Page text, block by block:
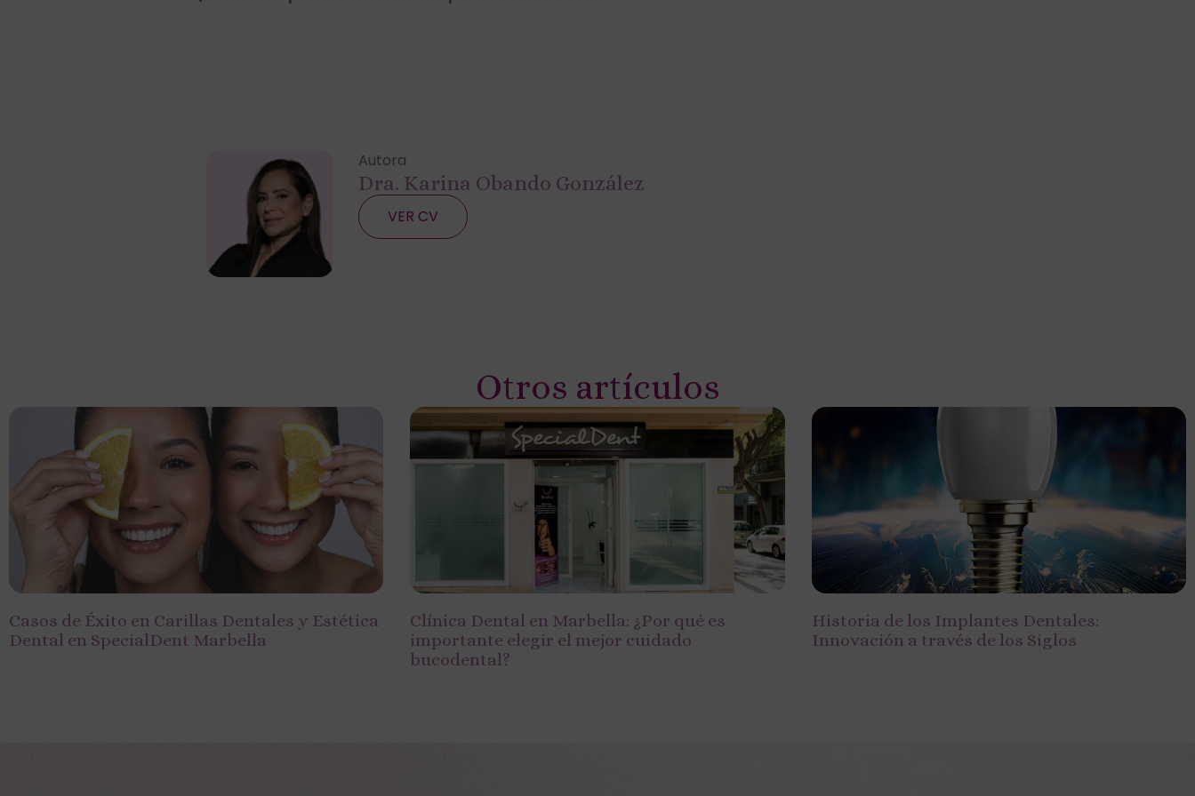
Autora
Dra. Karina Obando González
VER CV
Otros artículos
Casos de Éxito en Carillas Dentales y Estética
Dental en SpecialDent Marbella
Clínica Dental en Marbella: ¿Por qué es
importante elegir el mejor cuidado
bucodental?
Historia de los Implantes Dentales:
Innovación a través de los Siglos